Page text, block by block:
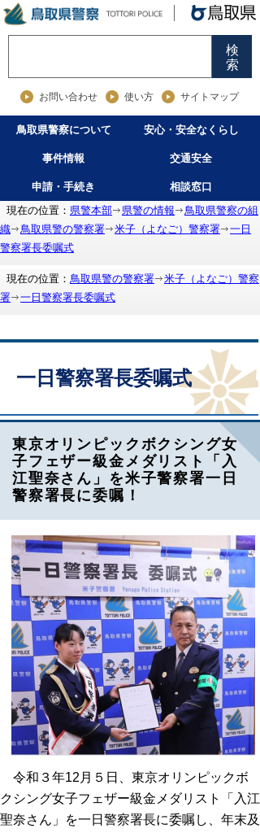
検
索
お問い合わせ 使い方 サイトマップ
鳥取県警察について 安心・安全なくらし
事件情報 交通安全
申請・手続き
相談窓口
現在の位置： 県警本部 県警の情報
鳥取県警察の組
織
鳥取県警の警察署 米子（よなご）警察署
一日
警察署長委嘱式
現在の位置： 鳥取県警の警察署
米子（よなご）警察
署
一日警察署長委嘱式
一日警察署長委嘱式
東京オリンピックボクシング女
子フェザー級金メダリスト「入
江聖奈さん」を米子警察署一日
警察署長に委嘱！
令和３年12月５日、東京オリンピックボ
クシング女子フェザー級金メダリスト「入江
聖奈さん」を一日警察署長に委嘱し、年末及